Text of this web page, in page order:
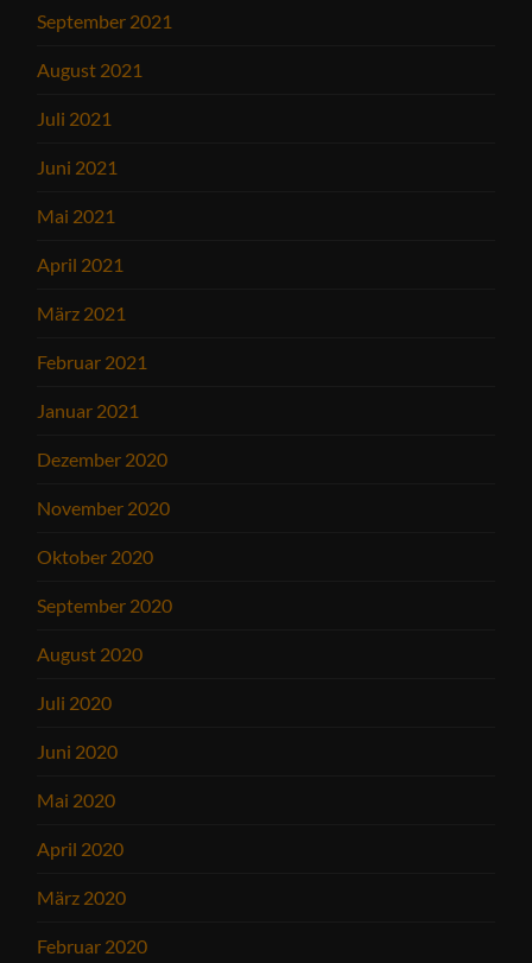
September 2021
August 2021
Juli 2021
Juni 2021
Mai 2021
April 2021
März 2021
Februar 2021
Januar 2021
Dezember 2020
November 2020
Oktober 2020
September 2020
August 2020
Juli 2020
Juni 2020
Mai 2020
April 2020
März 2020
Februar 2020